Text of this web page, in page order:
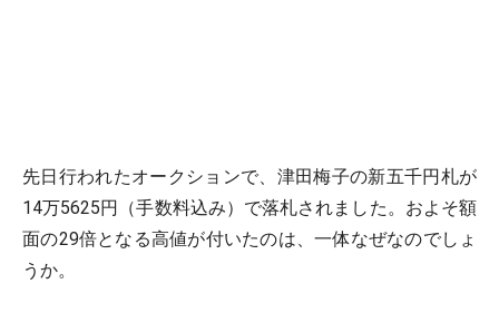
先日行われたオークションで、津田梅子の新五千円札が
14万5625円（手数料込み）で落札されました。およそ額
面の29倍となる高値が付いたのは、一体なぜなのでしょ
うか。